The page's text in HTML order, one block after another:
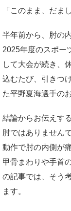
「このまま、だま
半年前から、肘の
2025年度のスポー
して大会が続き、
込むたび、引きつ
た平野夏海選手の
結論からお伝えす
肘ではありません
動作で肘の内側が
甲骨まわりや手首
の記事では、そう
ます。